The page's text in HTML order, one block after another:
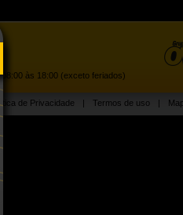
às 18:00 (exceto feriados)
de Privacidade | Termos de uso |